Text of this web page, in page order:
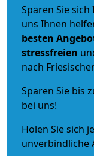
Sparen Sie
uns Ihnen
besten
stressfreien
nach
Sparen Sie bis
bei uns!
Holen Sie sich
unverbindliche